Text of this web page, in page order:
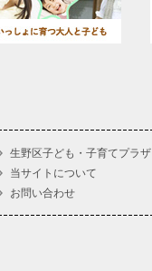
生野区子ども・子育てプラザ
当サイトについて
お問い合わせ